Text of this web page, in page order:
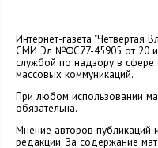
Интернет-газета "Четвертая
СМИ Эл №ФС77-45905 от 20
службой по надзору в сфере
массовых коммуникаций.
При любом использовании
обязательна.
Мнение авторов публикаций
редакции. За содержание